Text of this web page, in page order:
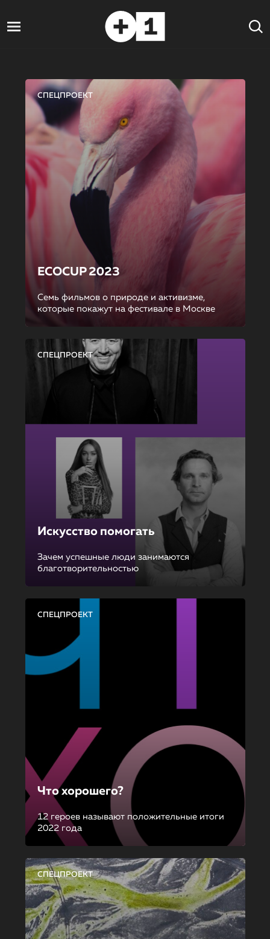
СПЕЦПРОЕКТ
ECOCUP 2023
Семь фильмов о природе и активизме,
которые покажут на фестивале в Москве
СПЕЦПРОЕКТ
Искусство помогать
Зачем успешные люди занимаются
благотворительностью
СПЕЦПРОЕКТ
Что хорошего?
12 героев называют положительные итоги
2022 года
СПЕЦПРОЕКТ